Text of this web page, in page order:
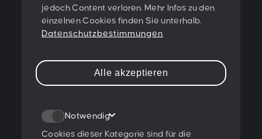
jedoch Content verloren. Mehr Infos zu den
einzelnen Cookies finden Sie unterhalb.
Datenschutzbestimmungen
Alle akzeptieren
Notwendig
Cookies dieser Kategorie sind für die
SOMETHING
TOGETHER!
PESCHKE DESIGN GMBH
Sternwartestraße 62-64
+43 1 47 07 922
contact@peschke.at